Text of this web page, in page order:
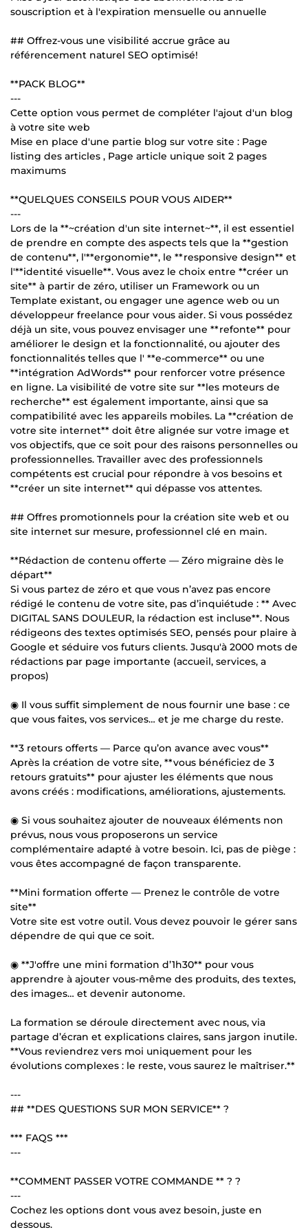
souscription et à l'expiration mensuelle ou annuelle
## Offrez-vous une visibilité accrue grâce au
référencement naturel SEO optimisé!
**PACK BLOG**
---
Cette option vous permet de compléter l'ajout d'un blog
à votre site web
Mise en place d'une partie blog sur votre site : Page
listing des articles , Page article unique soit 2 pages
maximums
**QUELQUES CONSEILS POUR VOUS AIDER**
---
Lors de la **~création d'un site internet~**, il est essentiel
de prendre en compte des aspects tels que la **gestion
de contenu**, l'**ergonomie**, le **responsive design** et
l'**identité visuelle**. Vous avez le choix entre **créer un
site** à partir de zéro, utiliser un Framework ou un
Template existant, ou engager une agence web ou un
développeur freelance pour vous aider. Si vous possédez
déjà un site, vous pouvez envisager une **refonte** pour
améliorer le design et la fonctionnalité, ou ajouter des
fonctionnalités telles que l' **e-commerce** ou une
**intégration AdWords** pour renforcer votre présence
en ligne. La visibilité de votre site sur **les moteurs de
recherche** est également importante, ainsi que sa
compatibilité avec les appareils mobiles. La **création de
votre site internet** doit être alignée sur votre image et
vos objectifs, que ce soit pour des raisons personnelles ou
professionnelles. Travailler avec des professionnels
compétents est crucial pour répondre à vos besoins et
**créer un site internet** qui dépasse vos attentes.
## Offres promotionnels pour la création site web et ou
site internet sur mesure, professionnel clé en main.
**Rédaction de contenu offerte — Zéro migraine dès le
départ**
Si vous partez de zéro et que vous n’avez pas encore
rédigé le contenu de votre site, pas d’inquiétude : ** Avec
DIGITAL SANS DOULEUR, la rédaction est incluse**. Nous
rédigeons des textes optimisés SEO, pensés pour plaire à
Google et séduire vos futurs clients. Jusqu'à 2000 mots de
rédactions par page importante (accueil, services, a
propos)
◉ Il vous suffit simplement de nous fournir une base : ce
que vous faites, vos services… et je me charge du reste.
**3 retours offerts — Parce qu’on avance avec vous**
Après la création de votre site, **vous bénéficiez de 3
retours gratuits** pour ajuster les éléments que nous
avons créés : modifications, améliorations, ajustements.
◉ Si vous souhaitez ajouter de nouveaux éléments non
prévus, nous vous proposerons un service
complémentaire adapté à votre besoin. Ici, pas de piège :
vous êtes accompagné de façon transparente.
**Mini formation offerte — Prenez le contrôle de votre
site**
Votre site est votre outil. Vous devez pouvoir le gérer sans
dépendre de qui que ce soit.
◉ **J'offre une mini formation d’1h30** pour vous
apprendre à ajouter vous-même des produits, des textes,
des images… et devenir autonome.
La formation se déroule directement avec nous, via
partage d’écran et explications claires, sans jargon inutile.
**Vous reviendrez vers moi uniquement pour les
évolutions complexes : le reste, vous saurez le maîtriser.**
---
## **DES QUESTIONS SUR MON SERVICE** ?
*** FAQS ***
---
**COMMENT PASSER VOTRE COMMANDE ** ? ?
---
Cochez les options dont vous avez besoin, juste en
dessous.